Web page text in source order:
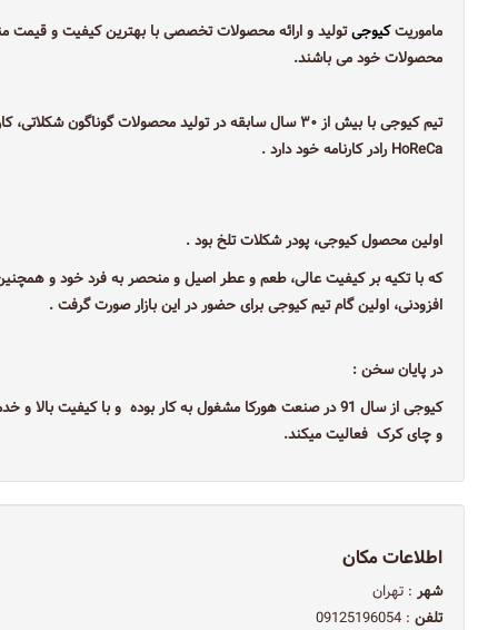
ماموریتکیوجیتولید و ارائه محصولات تخصصی با بهترین کیفیت و قیمت
محصولات خود می باشند.
تیم‌ کیوجی با بیش از ۳۰ سال سابقه در تولید محصولات
HoReCa رادر کارنامه خود دارد .
اولین محصول کیوجی، پودر ‌شکلات تلخ بود .
که با تکیه بر کیفیت عالی‌، طعم و عطر اصیل و منحصر به فرد خود و
افزودنی، اولین گام تیم کیوجی برای حضور در این بازار صورت گرفت .
در پایان سخن :
کیوجی از سال 91 در صنعت هورکا مشغول به کار بوده و با
و چای کرک فعالیت میکند.
اطلاعات مکان
شهر : تهران
تلفن : 09125196054